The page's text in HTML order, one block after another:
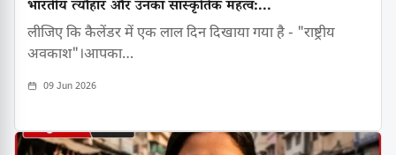
भारतीय त्यौहार और उनका सांस्कृतिक महत्व:...
लीजिए कि कैलेंडर में एक लाल दिन दिखाया गया है - "राष्ट्रीय
अवकाश"।आपका…
09 Jun 2026